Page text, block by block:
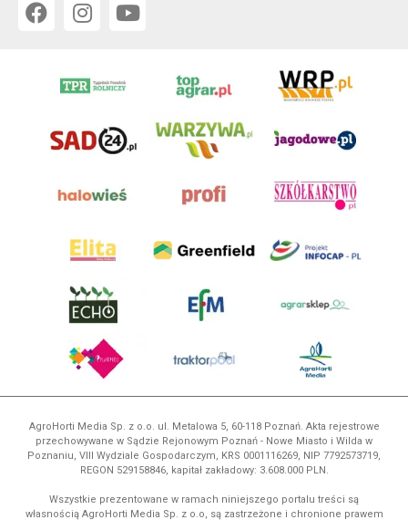
AgroHorti Media Sp. z o.o. ul. Metalowa 5, 60-118 Poznań. Akta rejestrowe
przechowywane w Sądzie Rejonowym Poznań - Nowe Miasto i Wilda w
Poznaniu, VIII Wydziale Gospodarczym, KRS 0001116269, NIP 7792573719,
REGON 529158846, kapitał zakładowy: 3.608.000 PLN.
Wszystkie prezentowane w ramach niniejszego portalu treści są
własnością AgroHorti Media Sp. z o.o, są zastrzeżone i chronione prawem